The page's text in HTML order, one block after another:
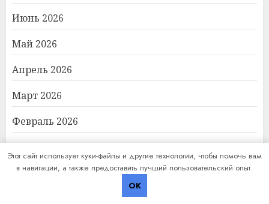
Июнь 2026
Май 2026
Апрель 2026
Март 2026
Февраль 2026
Декабрь 2025
Октябрь 2025
Этот сайт использует куки-файлы и другие технологии, чтобы помочь вам
в навигации, а также предоставить лучший пользовательский опыт.
OK